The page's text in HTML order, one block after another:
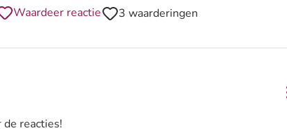
Waardeer reactie 3 waarderingen
reacties!